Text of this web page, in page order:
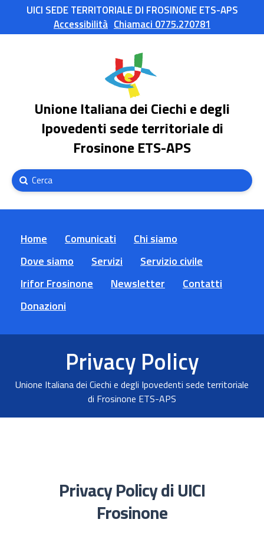
UICI SEDE TERRITORIALE DI FROSINONE ETS-APS
Accessibilità Chiamaci 0775.270781
Unione Italiana dei Ciechi e degli
Ipovedenti sede territoriale di
Frosinone ETS-APS
Search
Submit
Home Comunicati
Chi siamo
Dove siamo
Servizi
Servizio civile
Irifor Frosinone
Newsletter
Contatti
Donazioni
Privacy Policy
Unione Italiana dei Ciechi e degli Ipovedenti sede territoriale
di Frosinone ETS-APS
Privacy Policy diUICI
Frosinone